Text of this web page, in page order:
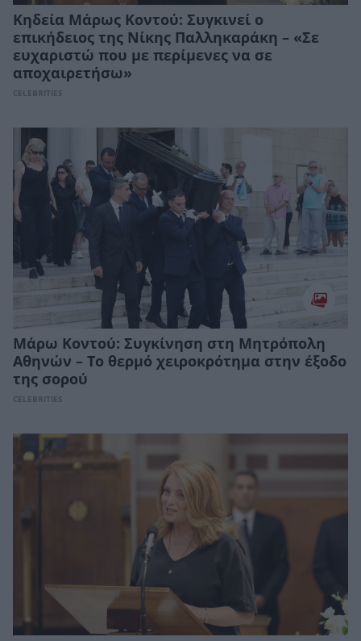
Κηδεία Μάρως Κοντού: Συγκινεί ο
επικήδειος της Νίκης Παλληκαράκη – «Σε
ευχαριστώ που με περίμενες να σε
αποχαιρετήσω»
CELEBRITIES
Μάρω Κοντού: Συγκίνηση στη Μητρόπολη
Αθηνών – Το θερμό χειροκρότημα στην έξοδο
της σορού
CELEBRITIES